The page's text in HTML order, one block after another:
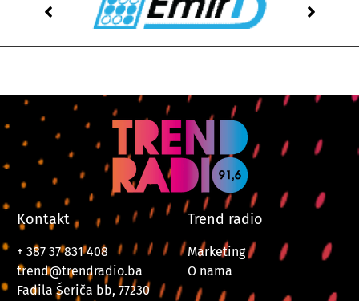
Kontakt
+ 387 37 831 408
trend@trendradio.ba
Fadila Šeriča bb, 77230
Trend radio
Marketing
O nama